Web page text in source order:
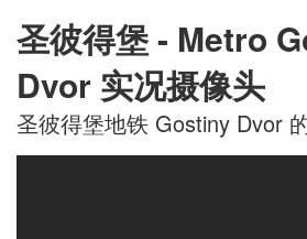
圣彼得堡 - Metro
Dvor 实况摄像头
圣彼得堡地铁 Gostiny Dvor